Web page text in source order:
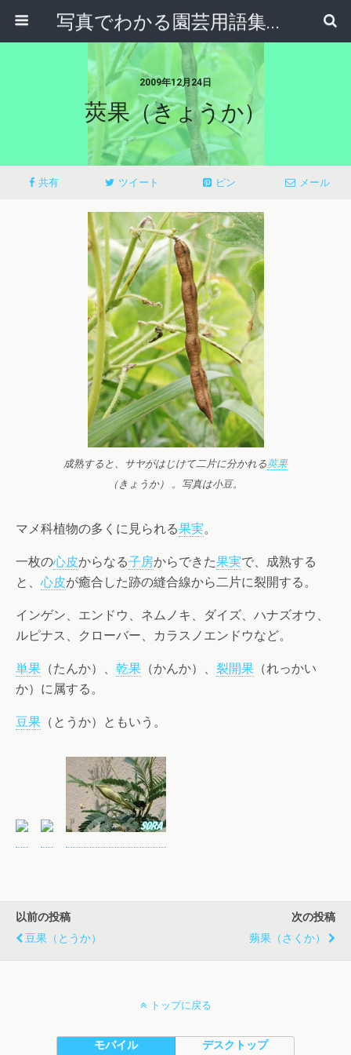
写真でわかる園芸用語集｜見て納得！かんたんガーデニング用語辞典
2009年12月24日
莢果（きょうか）
共有 ツイート ピン メール
成熟すると、サヤがはじけて二片に分かれる莢果
（きょうか） 。写真は小豆。
マメ科植物の多くに見られる果実。
一枚の心皮からなる子房からできた果実で、成熟する
と、 心皮が癒合した跡の縫合線から二片に裂開する。
インゲン、エンドウ、ネムノキ、ダイズ、ハナズオウ、
ルピナス、クローバー、カラスノエンドウなど。
単果 （たんか）、 乾果 （かんか）、 裂開果 （れっかい
か）に属する。
豆果 （とうか）ともいう。
以前の投稿
豆果（とうか）
次の投稿
蒴果（さくか）
トップに戻る
モバイル デスクトップ